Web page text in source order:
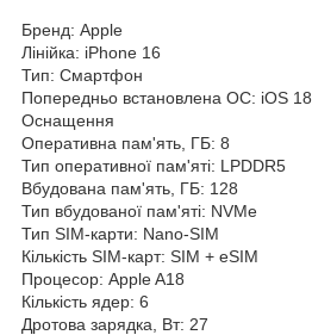
Бренд: Apple
Лінійка: iPhone 16
Тип: Смартфон
Попередньо встановлена ОС: iOS 18
Оснащення
Оперативна пам'ять, ГБ: 8
Тип оперативної пам'яті: LPDDR5
Вбудована пам'ять, ГБ: 128
Тип вбудованої пам'яті: NVMe
Тип SIM-карти: Nano-SIM
Кількість SIM-карт: SIM + eSIM
Процесор: Apple A18
Кількість ядер: 6
Дротова зарядка, Вт: 27